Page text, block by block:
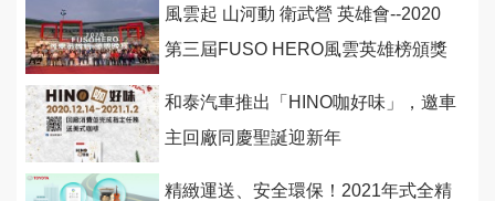
風雲起 山河動 衛武營 英雄會--2020
第三屆FUSO HERO風雲英雄榜頒獎
和泰汽車推出「HINO咖好味」，邀車
主回廠同慶聖誕迎新年
精緻運送、安全環保！2021年式全精